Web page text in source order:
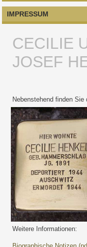
IMPRESSUM
CECILIE
JOSEF
Nebenstehend finden Sie
Weitere Informationen: